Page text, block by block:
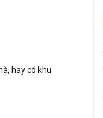
hay có khu